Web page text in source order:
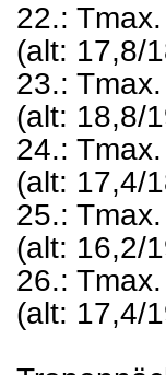
22.:
(alt: 17,8/
23.:
(alt: 18,8/
24.:
(alt: 17,4/
25.:
(alt: 16,2/
26.:
(alt: 17,4/